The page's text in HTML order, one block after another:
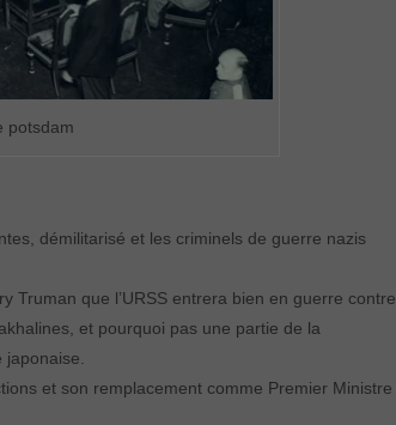
potsdam
démilitarisé et les criminels de guerre nazis
Truman que l’URSS entrera bien en guerre contre
et pourquoi pas une partie de la
japonaise.
et son remplacement comme Premier Ministre